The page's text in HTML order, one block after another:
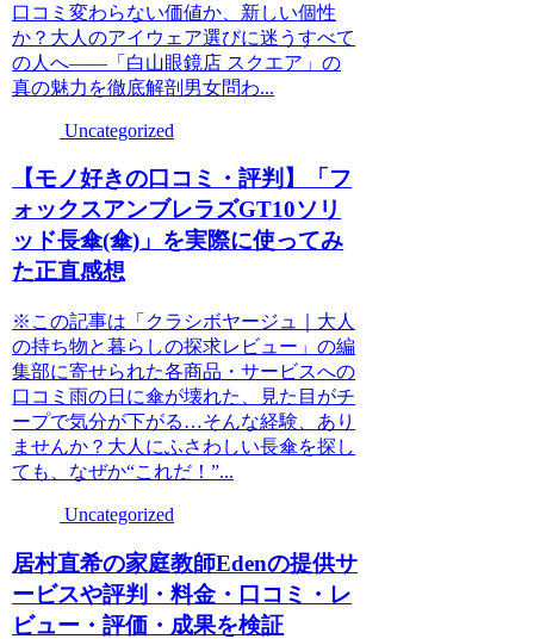
口コミ変わらない価値か、新しい個性
か？大人のアイウェア選びに迷うすべて
の人へ――「白山眼鏡店 スクエア」の
真の魅力を徹底解剖男女問わ...
Uncategorized
【モノ好きの口コミ・評判】「フ
ォックスアンブレラズGT10ソリ
ッド長傘(傘)」を実際に使ってみ
た正直感想
※この記事は「クラシボヤージュ｜大人
の持ち物と暮らしの探求レビュー」の編
集部に寄せられた各商品・サービスへの
口コミ雨の日に傘が壊れた、見た目がチ
ープで気分が下がる…そんな経験、あり
ませんか？大人にふさわしい長傘を探し
ても、なぜか“これだ！”...
Uncategorized
居村直希の家庭教師Edenの提供サ
ービスや評判・料金・口コミ・レ
ビュー・評価・成果を検証